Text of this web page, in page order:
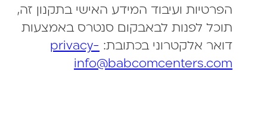
הפרטיות ועיבוד המידע האישי בתקנון זה,
תוכל לפנות לבאבקום סנטרס באמצעות
דואר אלקטרוני בכתובת:privacy-
info@babcomcenters.com